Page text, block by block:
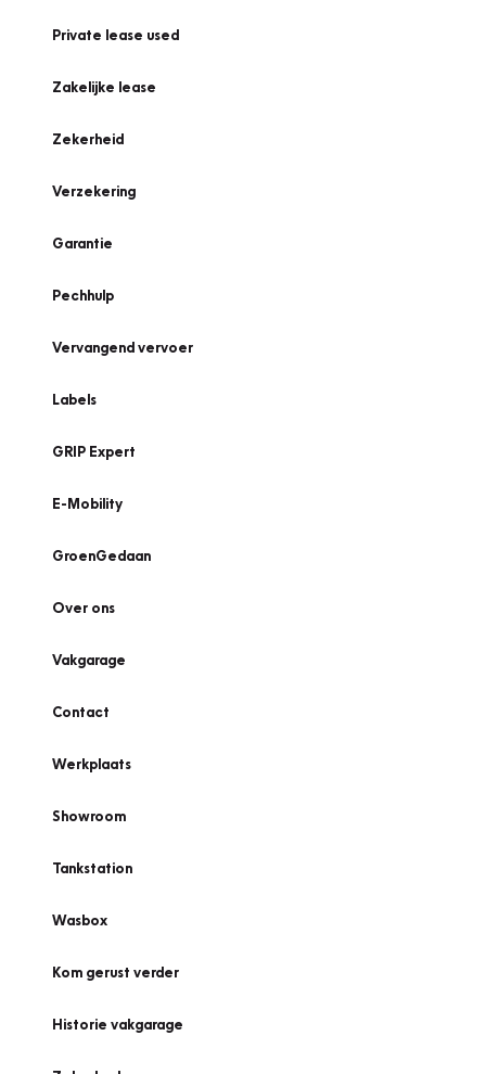
Private lease used
Zakelijke lease
Zekerheid
Verzekering
Garantie
Pechhulp
Vervangend vervoer
Labels
GRIP Expert
E-Mobility
GroenGedaan
Over ons
Vakgarage
Contact
Werkplaats
Showroom
Tankstation
Wasbox
Kom gerust verder
Historie vakgarage